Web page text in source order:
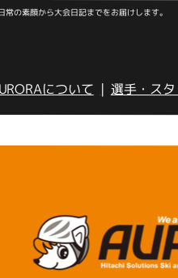
の素顔から大会日記までをお届けします。
について 選手・ス